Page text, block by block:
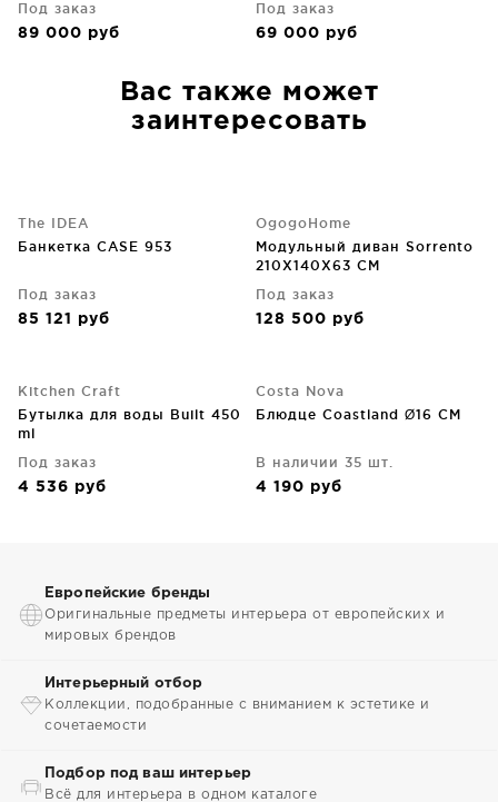
Под заказ
89 000 руб
Под заказ
69 000 руб
Вас также может
заинтересовать
The IDEA
Банкетка CASE 953
Под заказ
85 121 руб
OgogoHome
Модульный диван Sorrento
210X140X63 CM
Под заказ
128 500 руб
Kitchen Craft
Бутылка для воды Built 450
ml
Под заказ
4 536 руб
Costa Nova
Блюдце Coastland Ø16 CM
В наличии 35 шт.
4 190 руб
Европейские бренды
Оригинальные предметы интерьера от европейских и
мировых брендов
Интерьерный отбор
Коллекции, подобранные с вниманием к эстетике и
сочетаемости
Подбор под ваш интерьер
Всё для интерьера в одном каталоге